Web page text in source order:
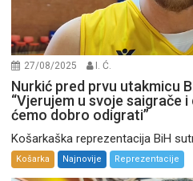
27/08/2025 I. Ć.
Nurkić pred prvu utakmicu
“Vjerujem u svoje saigrače
ćemo dobro odigrati”
Košarkaška reprezentacija BiH
Košarka Najnovije Reprezentacije